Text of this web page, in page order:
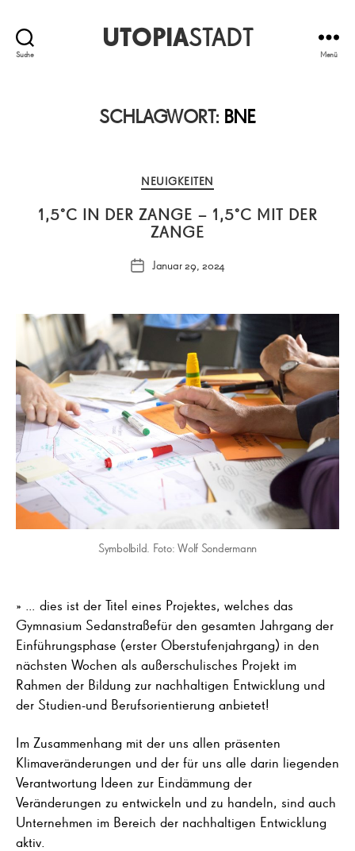
Suche
UTOPIASTADT
Menü
SCHLAGWORT: BNE
Kategorien
NEUIGKEITEN
1,5°C IN DER ZANGE – 1,5°C MIT DER
ZANGE
Veröffentlichungsdatum
Januar 29, 2024
Symbolbild. Foto: Wolf Sondermann
» … dies ist der Titel eines Projektes, welches das
Gymnasium Sedanstraßefür den gesamten Jahrgang der
Einführungsphase (erster Oberstufenjahrgang) in den
nächsten Wochen als außerschulisches Projekt im
Rahmen der Bildung zur nachhaltigen Entwicklung und
der Studien-und Berufsorientierung anbietet!
Im Zusammenhang mit der uns allen präsenten
Klimaveränderungen und der für uns alle darin liegenden
Verantwortung Ideen zur Eindämmung der
Veränderungen zu entwickeln und zu handeln, sind auch
Unternehmen im Bereich der nachhaltigen Entwicklung
aktiv.